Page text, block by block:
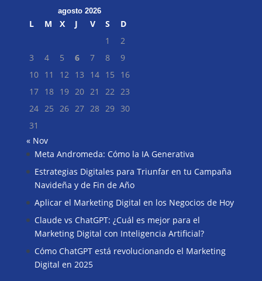
agosto 2026
L M X J V S
D
1
2
3
4 5 6 7 8
9
10 11 12 13 14 15
16
17 18 19 20 21 22 23
24 25 26 27 28 29 30
31
« Nov
Meta Andromeda: Cómo la IA Generativa
Estrategias Digitales para Triunfar en tu Campaña
Navideña y de Fin de Año
Aplicar el Marketing Digital en los Negocios de Hoy
Claude vs ChatGPT: ¿Cuál es mejor para el
Marketing Digital con Inteligencia Artificial?
Cómo ChatGPT está revolucionando el Marketing
Digital en 2025